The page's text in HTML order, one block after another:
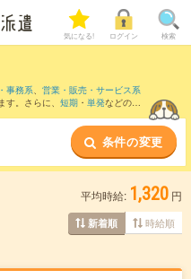
気になる! ログイン 検索
事務系、 営業・販売・サービス系
。さらに、 短期 ・ 単発などの期
確認いただけます。 条件の変更
平均時給: 1,320 円
新着順 時給順